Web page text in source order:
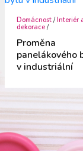
Domácnost /Interiér
dekorace /
Proměna
panelákového
v industriální